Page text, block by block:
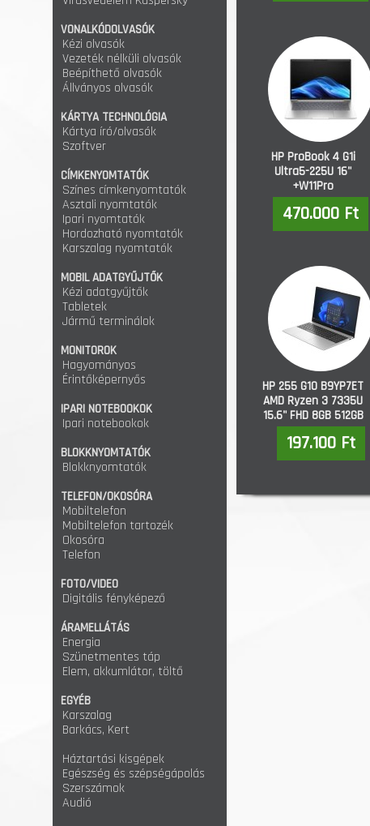
VONALKÓDOLVASÓK
Kézi olvasók
Vezeték nélküli olvasók
Beépíthető olvasók
Állványos olvasók
KÁRTYA TECHNOLÓGIA
Kártya író/olvasók
Szoftver
CÍMKENYOMTATÓK
Színes címkenyomtatók
Asztali nyomtatók
Ipari nyomtatók
Hordozható nyomtatók
Karszalag nyomtatók
MOBIL ADATGYŰJTŐK
Kézi adatgyűjtők
Tabletek
Jármű terminálok
MONITOROK
Hagyományos
Érintőképernyős
IPARI NOTEBOOKOK
Ipari notebookok
BLOKKNYOMTATÓK
Blokknyomtatók
TELEFON/OKOSÓRA
Mobiltelefon
Mobiltelefon tartozék
Okosóra
Telefon
FOTO/VIDEO
Digitális fényképező
ÁRAMELLÁTÁS
Energia
Szünetmentes táp
Elem, akkumlátor, töltő
EGYÉB
Karszalag
Barkács, Kert
Háztartási kisgépek
Egészség és szépségápolás
Szerszámok
Audió
HP ProBook 4 G1i
Ultra5-225U 16"
+W11Pro
470.000 Ft
HP 255 G10 B9YP7ET
AMD Ryzen 3 7335U
15.6" FHD 8GB 512GB
SSD FREEDOS
197.100 Ft